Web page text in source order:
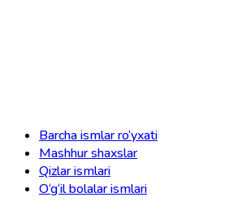
Barcha ismlar ro‘yxati
Mashhur shaxslar
Qizlar ismlari
O‘g‘il bolalar ismlari